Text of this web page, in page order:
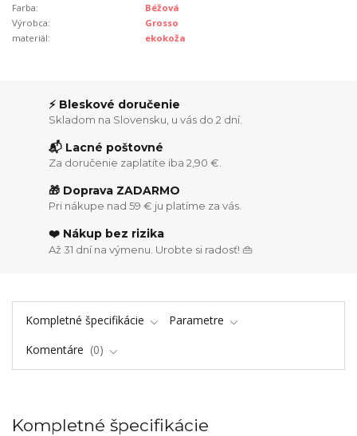
Farba:
Béžová
Výrobca:
Grosso
materiál:
ekokoža
⚡ Bleskové doručenie
Skladom na Slovensku, u vás do 2 dní.
📬 Lacné poštovné
Za doručenie zaplatíte iba 2,90 €.
🎁 Doprava ZADARMO
Pri nákupe nad 59 € ju platíme za vás.
❤️ Nákup bez rizika
Až 31 dní na výmenu. Urobte si radosť! 👜
Kompletné špecifikácie
Parametre
Komentáre
0
Kompletné špecifikácie